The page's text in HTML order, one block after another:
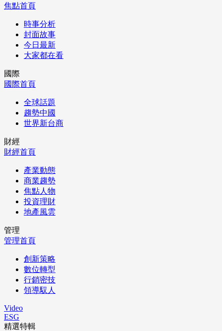
焦點首頁
時事分析
封面故事
今日最新
大家都在看
國際
國際首頁
全球話題
趨勢中國
世界新台商
財經
財經首頁
產業動態
商業趨勢
焦點人物
投資理財
地產風雲
管理
管理首頁
創新策略
數位轉型
行銷密技
領導馭人
Video
ESG
精選特輯